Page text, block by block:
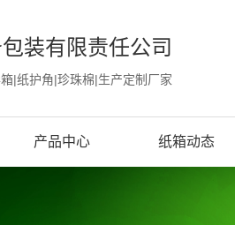
装有限责任公司
|纸护角|珍珠棉|生产定制厂家
产品中心 纸箱动态